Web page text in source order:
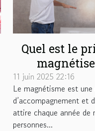
Quel est le
11 juin 2025 22:16
Le magnétisme est
d’accompagnement et
attire chaque année de
personnes...